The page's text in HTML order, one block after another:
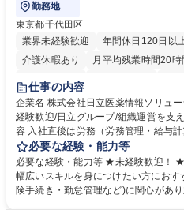
勤務地
東京都千代田区
業界未経験歓迎
年間休日120日以
介護休暇あり
月平均残業時間20時
住宅手当あり
育休あり
完全週休2日制 交通費
仕事の内容
企業名 株式会社日立医薬情報ソリューションズ 求人名 【
経験歓迎/日立グループ/組織運営を支える
容 入社直後は労務（労務管理・給与
任せいたします。将来は総務・採用・
営を支えるゼネラリストをめざせます。 ・初期業務：労働時間管理、
計算、社会保険対応、福利厚生管理
します。ご経験に応じて、休職者管理
必要な経験・能力等
必要な経験・能力等 ★未経験歓迎！
幅広いスキルを身につけたい方におすすめ！ ■労務管理(給与
険手続き・勤怠管理など)に関心があ